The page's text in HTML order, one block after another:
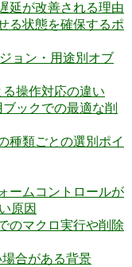
延が改善される理由
る状態を確保するポ
ョン・用途別オブ
操作対応の違い
ックでの最適な削
種類ごとの選別ポイ
ームコントロールが
原因
のマクロ実行や削除
合がある背景